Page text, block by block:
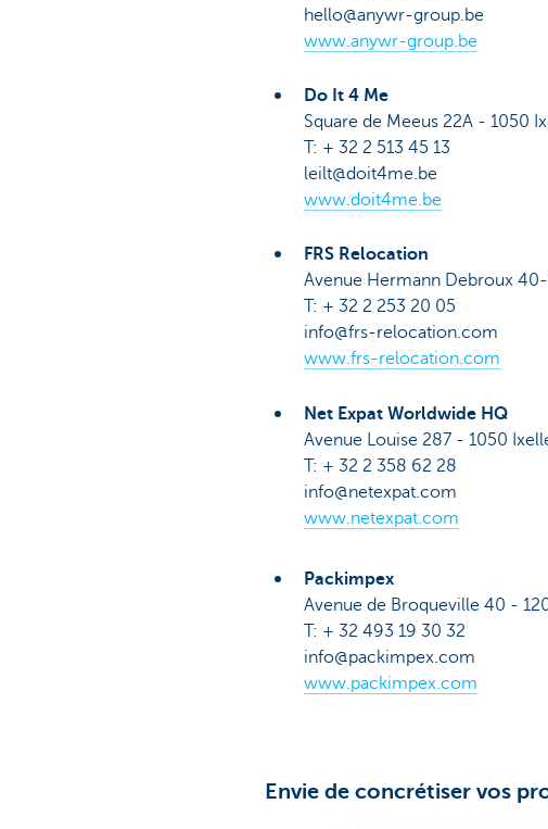
hello@anywr-group.be
www.anywr-group.be
Do It 4 Me
Square de Meeus 22A - 1050
T: + 32 2 513 45 13
leilt@doit4me.be
www.doit4me.be
FRS Relocation
Avenue Hermann Debroux
T: + 32 2 253 20 05
info@frs-relocation.com
www.frs-relocation.com
Net Expat Worldwide HQ
Avenue Louise 287 - 1050
T: + 32 2 358 62 28
info@netexpat.com
www.netexpat.com
Packimpex
Avenue de Broqueville 40 -
T: + 32 493 19 30 32
info@packimpex.com
www.packimpex.com
Envie de concrétiser vos